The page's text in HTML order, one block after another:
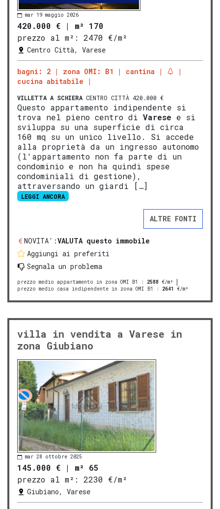
mar 19 maggio 2026
420.000 € | m² 170
prezzo al m²:
2470 €/m²
Centro Città, Varese
bagni: 2 zona OMI: B1
cantina
cucina abitabile
VILLETTA A SCHIERA CENTRO CITTÀ 420.000 €
Questo appartamento indipendente si
trova nel pieno centro di Varese e si
sviluppa su una superficie di circa
160 mq su un unico livello. Si accede
alla proprietà da un ingresso autonomo
(l'appartamento non fa parte di un
condominio e non ha quindi spese
condominiali di gestione),
attraversando un giardi […]
LEGGI ANCORA
ALTRE FONTI
NOVITA':VALUTA questo immobile
Aggiungi ai preferiti
Segnala un problema
prezzo medio appartamento in zona OMI B1 : 2588 €/m²
prezzo medio casa indipendente in zona OMI B1
: 2641 €/m²
villa in vendita a Varese in
zona Giubiano
mar 28 ottobre 2025
145.000 € | m² 65
prezzo al m²:
2230 €/m²
Giubiano, Varese